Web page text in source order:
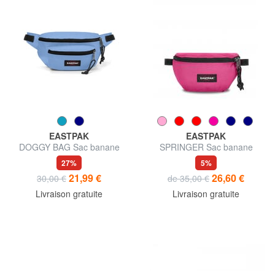
EASTPAK
DOGGY BAG Sac banane
27%
30,00 € 21,99 €
Livraison gratuite
EASTPAK
SPRINGER Sac banane
5%
de 35,00 € 26,60 €
Livraison gratuite